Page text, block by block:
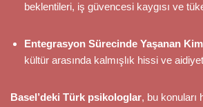
beklentileri, iş güvencesi kaygısı ve
Entegrasyon Sürecinde Yaşanan
kültür arasında kalmışlık hissi ve
Basel’deki Türk psikologlar, bu konuları